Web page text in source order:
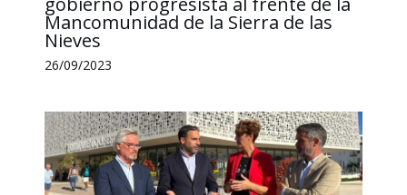
Mancomunidad de la Sierra de las
Nieves
26/09/2023